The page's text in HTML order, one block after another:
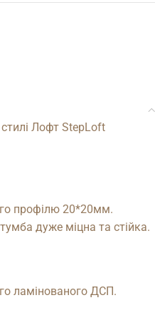
Лофт StepLoft
профілю 20*20мм.
дуже міцна та стійка.
ламінованого ДСП.